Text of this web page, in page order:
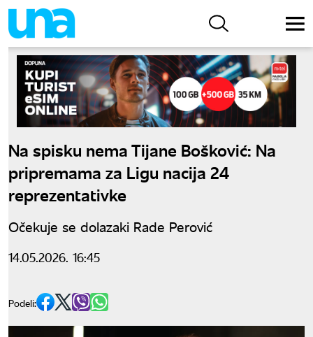
Na spisku nema Tijane Bošković: Na
pripremama za Ligu nacija 24
reprezentativke
Očekuje se dolazaki Rade Perović
14.05.2026. 16:45
Podeli: